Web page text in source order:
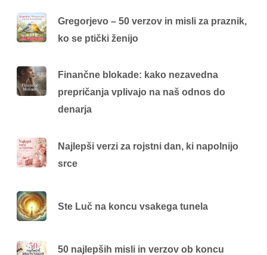
Gregorjevo – 50 verzov in misli za praznik,
ko se ptički ženijo
Finančne blokade: kako nezavedna
prepričanja vplivajo na naš odnos do
denarja
Najlepši verzi za rojstni dan, ki napolnijo
srce
Ste Luč na koncu vsakega tunela
50 najlepših misli in verzov ob koncu